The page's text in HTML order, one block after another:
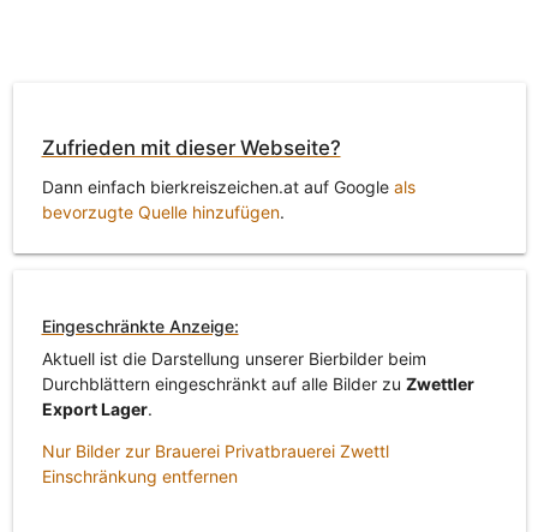
Zufrieden mit dieser Webseite?
Dann einfach bierkreiszeichen.at auf Google als
bevorzugte Quelle hinzufügen.
Eingeschränkte Anzeige:
Aktuell ist die Darstellung unserer Bierbilder beim
Durchblättern eingeschränkt auf alle Bilder zu Zwettler
Export Lager.
Nur Bilder zur Brauerei Privatbrauerei Zwettl
Einschränkung entfernen